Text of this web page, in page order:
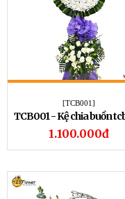
[TCB001]
TCB001 - Kệ chia buồn
1.100.000đ